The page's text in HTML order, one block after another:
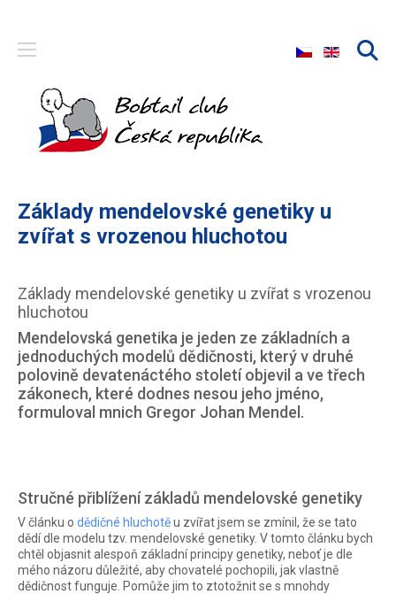
Zvolte jazyk
Základy mendelovské genetiky u
zvířat s vrozenou hluchotou
Základy mendelovské genetiky u zvířat s vrozenou
hluchotou
Mendelovská genetika je jeden ze základních a
jednoduchých modelů dědičnosti, který v druhé
polovině devatenáctého století objevil a ve třech
zákonech, které dodnes nesou jeho jméno,
formuloval mnich Gregor Johan Mendel.
Stručné přiblížení základů mendelovské genetiky
V článku o dědičné hluchotěu zvířat jsem se zmínil, že se tato
dědí dle modelu tzv. mendelovské genetiky. V tomto článku bych
chtěl objasnit alespoň základní principy genetiky, neboť je dle
mého názoru důležité, aby chovatelé pochopili, jak vlastně
dědičnost funguje. Pomůže jim to ztotožnit se s mnohdy